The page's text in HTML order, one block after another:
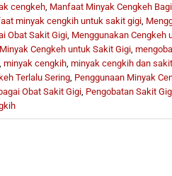
cengkeh, Manfaat Minyak Cengkeh
minyak cengkih untuk sakit gigi,
Obat Sakit Gigi, Menggunakan Cengkeh
Cengkeh untuk Sakit Gigi,
minyak cengkih, minyak cengkih dan
Terlalu Sering, Penggunaan Minyak
Obat Sakit Gigi, Pengobatan Sakit